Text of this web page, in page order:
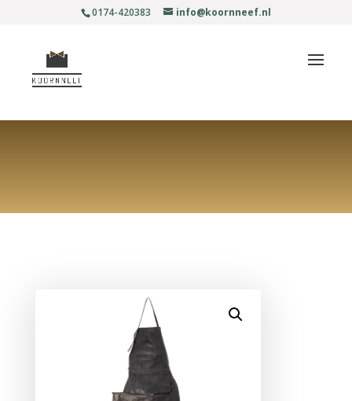
0174-420383 info@koornneef.nl